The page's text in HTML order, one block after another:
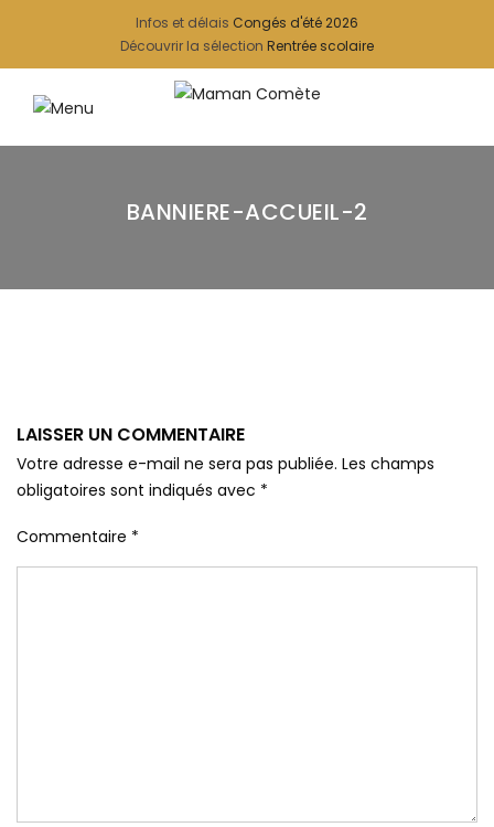
Infos et délais Congés d'été 2026
Découvrir la sélection Rentrée scolaire
BANNIERE-ACCUEIL-2
LAISSER UN COMMENTAIRE
Votre adresse e-mail ne sera pas publiée. Les champs
obligatoires sont indiqués avec *
Commentaire *